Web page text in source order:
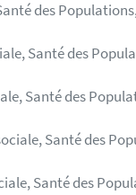
des
Santé des
Santé des
Santé des
Santé des